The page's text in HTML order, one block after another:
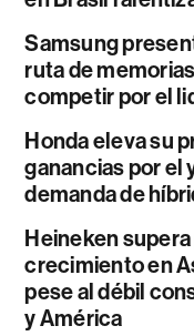
Samsung
ruta de
competir por el
Honda eleva su
ganancias por el
demanda de
Heineken
crecimiento en
pese al débil
y América